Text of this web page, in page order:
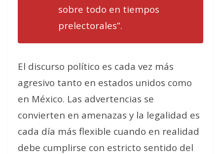
sobre todo en tiempos
prelectorales”.
El discurso político es cada vez más
agresivo tanto en estados unidos como
en México. Las advertencias se
convierten en amenazas y la legalidad es
cada día más flexible cuando en realidad
debe cumplirse con estricto sentido del